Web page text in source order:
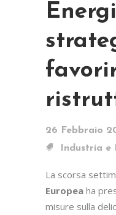
26 Febbraio
Industria e
La scorsa
Europea ha
misure sulla